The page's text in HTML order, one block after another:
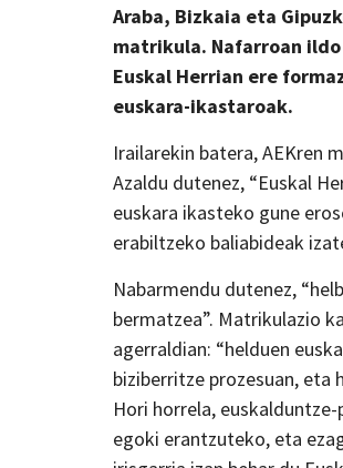
Araba, Bizkaia eta
matrikula. Nafarroan
Euskal Herrian ere
euskara-ikastaroak.
Irailarekin batera, AEKren
Azaldu dutenez, “Euskal
euskara ikasteko gune
erabiltzeko baliabideak
Nabarmendu dutenez,
bermatzea”. Matrikulazio
agerraldian: “helduen
biziberritze prozesuan, eta
Hori horrela,
egoki erantzuteko, eta